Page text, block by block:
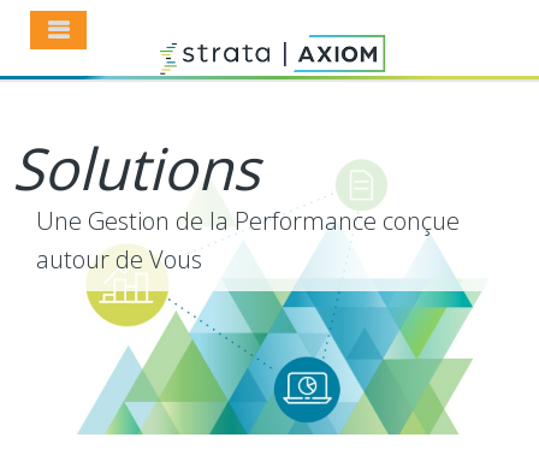
Solutions
Une Gestion de la Performance conçue
autour de Vous